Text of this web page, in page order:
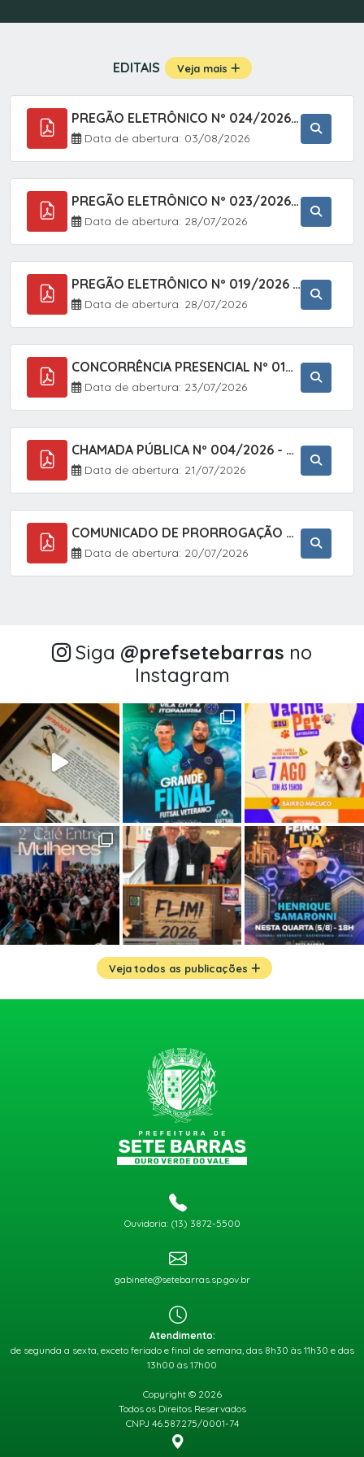
EDITAIS Veja mais
PREGÃO ELETRÔNICO Nº 024/2026 - AQUISIÇÃO DE GÁS MEDICINAL TIPO OXIGÊNIO (1,00 M3, 3,00 M3 E 10,00 M3), EM ATENDIMENTO À SECRETARIA MUNICIPAL DE SAÚDE, ATRAVÉS DO SISTEMA DE REGISTRO DE PREÇOS (SRP)
Data de abertura: 03/08/2026
PREGÃO ELETRÔNICO Nº 023/2026 - AQUISIÇÃO DE ENXOVAL INFANTIL, EM ATENDIMENTO À SECRETARIA MUNICIPAL DE EDUCAÇÃO, ATRAVÉS DO SISTEMA DE REGISTRO DE PREÇOS (SRP).
Data de abertura: 28/07/2026
PREGÃO ELETRÔNICO Nº 019/2026 - ONTRATAÇÃO DE EMPRESA ESPECIALIZADA PARA A PRESTAÇÃO DE SERVIÇOS VETERINÁRIOS CLÍNICOS E CIRÚRGICOS, COM FOCO EM AÇÕES DE SAÚDE PÚBLICA, BEM-ESTAR ANIMAL E CONTROLE POPULACIONAL ÉTICO DE CÃES E GATOS, EM ATENDIMENTO À
Data de abertura: 28/07/2026
CONCORRÊNCIA PRESENCIAL Nº 018/2026 - PAVIMENTAÇÃO ASFÁLTICA NO BAIRRO VOTUPOCA ? ESTRADA DA RAPOSA, NO MUNICÍPIO DE SETE BARRAS/SP
Data de abertura: 23/07/2026
CHAMADA PÚBLICA Nº 004/2026 - AQUISIÇÃO DE GÊNEROS ALIMENTÍCIOS DA AGRICULTURA FAMILIAR PARA ALIMENTAÇÃO ESCOLAR COM DISPENSA DE LICITAÇÃO, LEI N.º 11.947, DE 16/07/2009, RESOLUÇÃO N.º 26 DO FNDE, DE 17/06/2013 E ALTERAÇÕES E A LEI FEDERAL Nº 14.133/
Data de abertura: 21/07/2026
COMUNICADO DE PRORROGAÇÃO DE PRAZO DO CHAMAMENTO PÚBLICO Nº 005/2026 - FOMENTO À EXECUÇÃO DE AÇÕES CULTURAIS (APOIO DIRETO SELEÇÃO DE PROJETOS PARA FIRMAR TERMO DE EXECUÇÃO CULTURAL COM RECURSOS DA POLÍTICA NACIONAL ALDIR BLANC DE FOMENTO À CULTURA
Data de abertura: 20/07/2026
Siga @‌prefsetebarras no
Instagram
Veja todos as publicações
Ouvidoria: (13) 3872-5500
gabinete@setebarras.sp.gov.br
Atendimento:
de segunda a sexta, exceto feriado e final de semana, das 8h30 às 11h30 e das
13h00 às 17h00
Copyright © 2026
Todos os Direitos Reservados
CNPJ 46.587.275/0001-74